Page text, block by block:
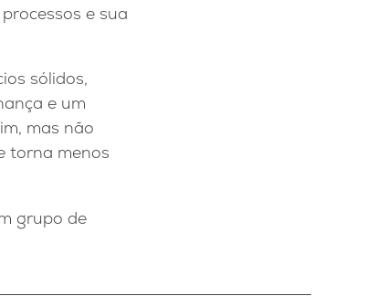
e sua
sólidos,
e um
mas não
torna menos
grupo de